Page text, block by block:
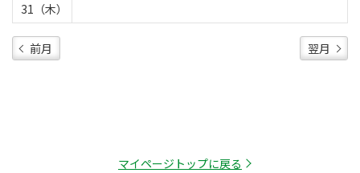
31（木）
前月 翌月
マイページトップに戻る